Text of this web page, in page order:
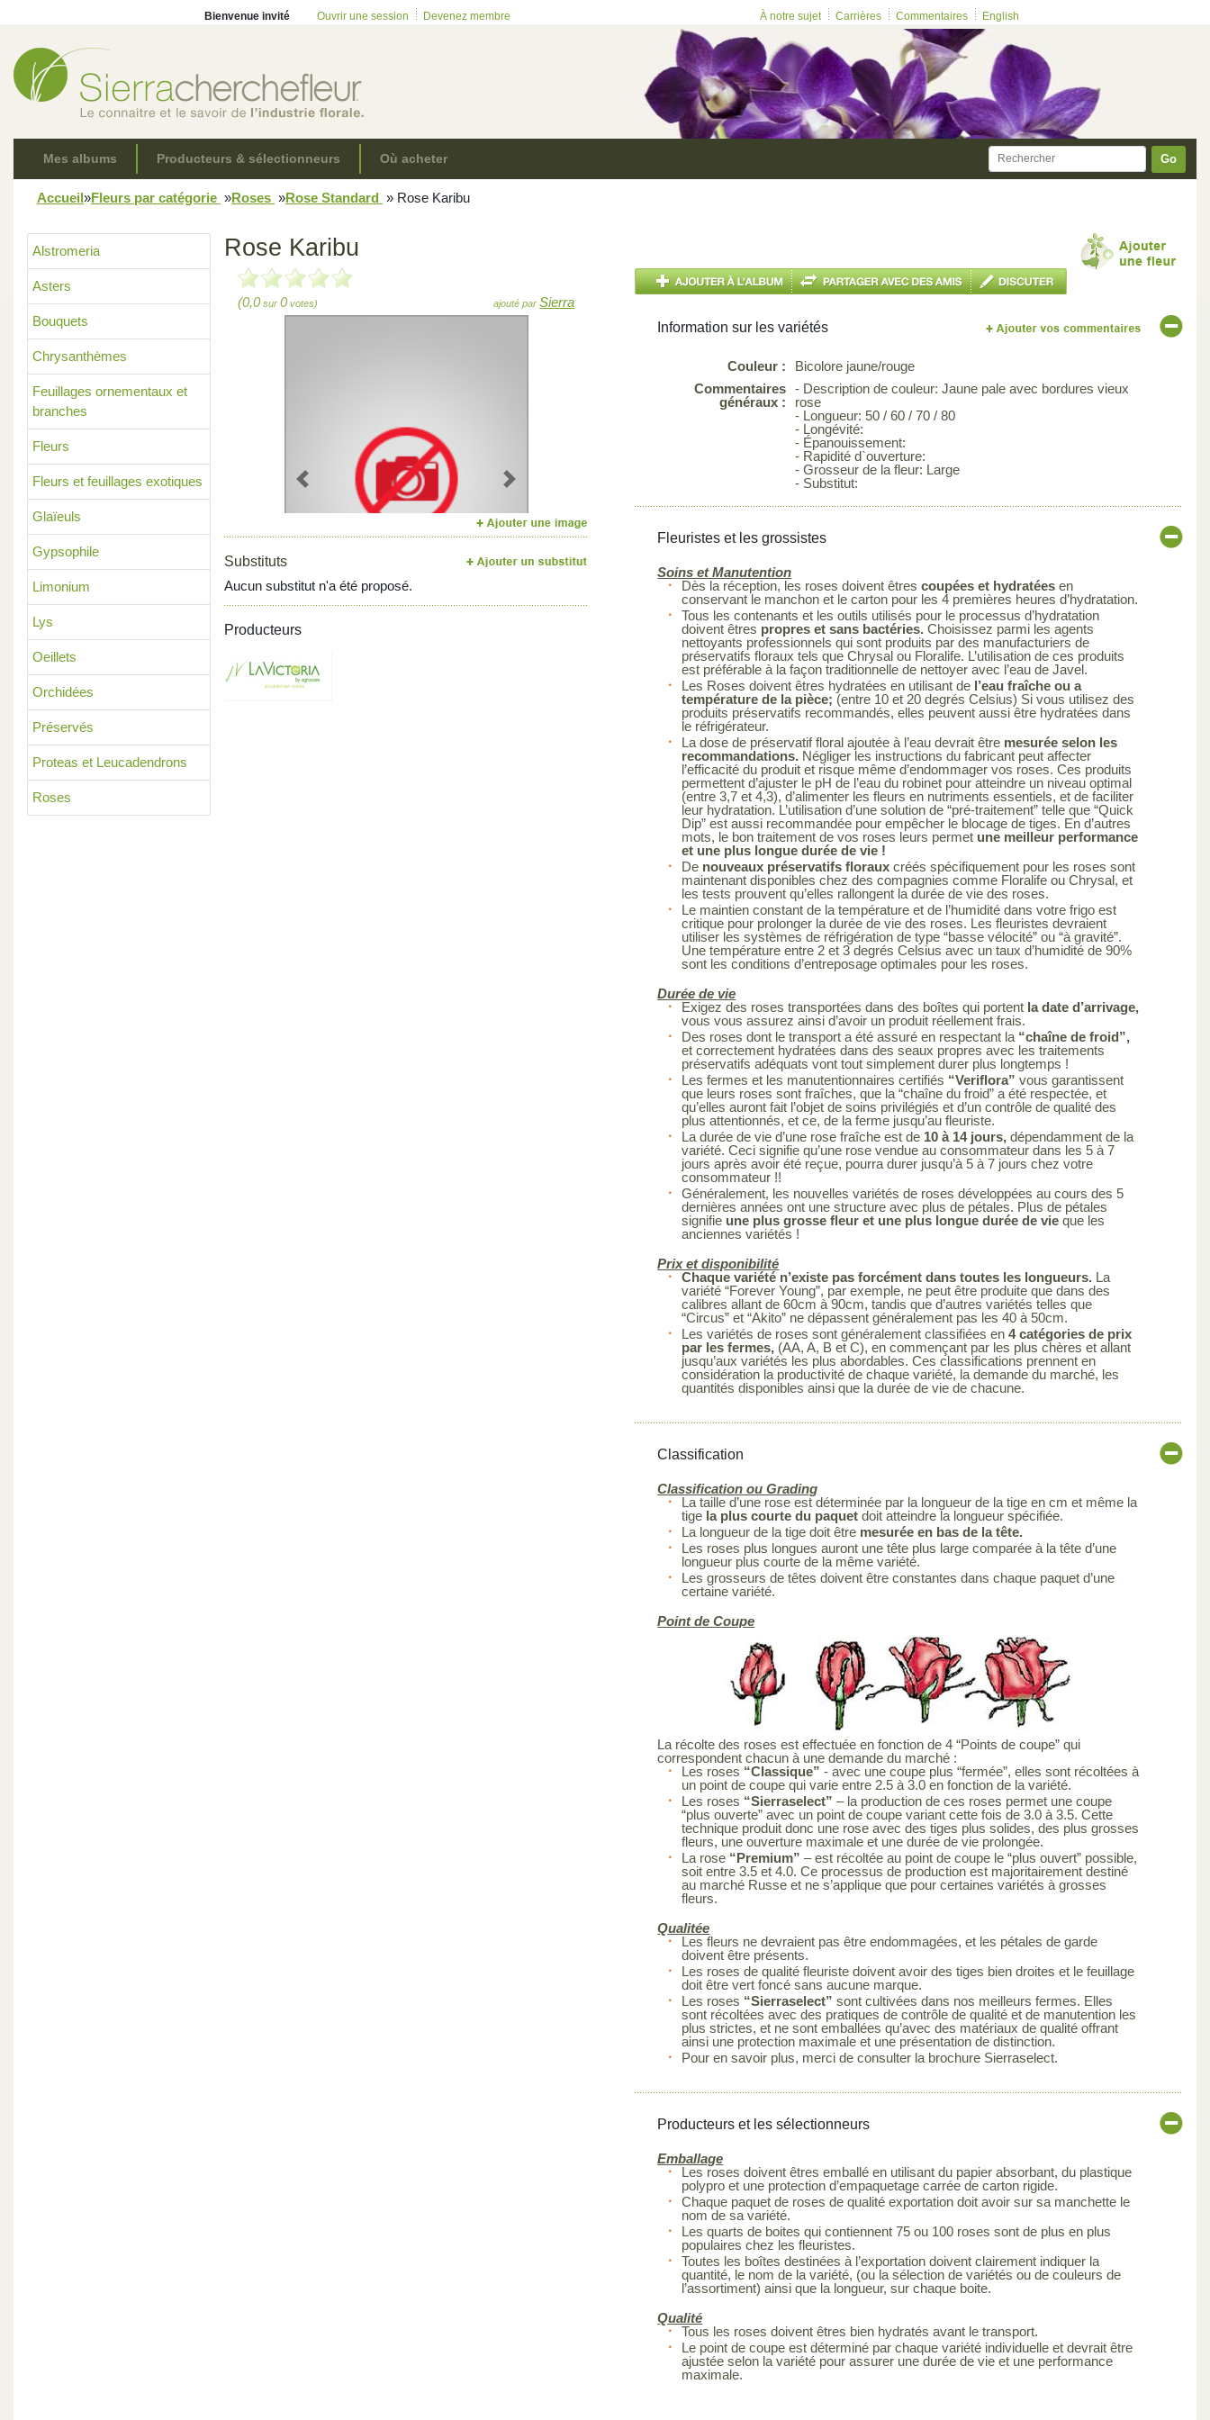
Bienvenue invité Ouvrir une session Devenez membre À notre sujet Carrières Commentaires English
Mes albums Producteurs & sélectionneurs Où acheter Go
Accueil»Fleurs par catégorie »Roses »Rose Standard » Rose Karibu
Alstromeria
Asters
Bouquets
Chrysanthèmes
Feuillages ornementaux et
branches
Fleurs
Fleurs et feuillages exotiques
Glaïeuls
Gypsophile
Limonium
Lys
Oeillets
Orchidées
Préservés
Proteas et Leucadendrons
Roses
Rose Karibu
(0,0sur 0votes) ajouté parSierra
Previous Next
Substituts
Aucun substitut n'a été proposé.
Producteurs
Information sur les variétés
Couleur :
Bicolore jaune/rouge
Commentaires
généraux :
- Description de couleur: Jaune pale avec bordures vieux
rose
- Longueur: 50 / 60 / 70 / 80
- Longévité:
- Épanouissement:
- Rapidité d`ouverture:
- Grosseur de la fleur: Large
- Substitut:
Fleuristes et les grossistes
Soins et Manutention
Dès la réception, les roses doivent êtrescoupées et hydratées en
conservant le manchon et le carton pour les 4 premières heures d’hydratation.
Tous les contenants et les outils utilisés pour le processus d’hydratation
doivent êtres propres et sans bactéries. Choisissez parmi les agents
nettoyants professionnels qui sont produits par des manufacturiers de
préservatifs floraux tels que Chrysal ou Floralife. L’utilisation de ces produits
est préférable à la façon traditionnelle de nettoyer avec l’eau de Javel.
Les Roses doivent êtres hydratées en utilisant de l’eau fraîche ou a
température de la pièce; (entre 10 et 20 degrés Celsius) Si vous utilisez des
produits préservatifs recommandés, elles peuvent aussi être hydratées dans
le réfrigérateur.
La dose de préservatif floral ajoutée à l’eau devrait être mesurée selon les
recommandations. Négliger les instructions du fabricant peut affecter
l’efficacité du produit et risque même d’endommager vos roses. Ces produits
permettent d’ajuster le pH de l’eau du robinet pour atteindre un niveau optimal
(entre 3,7 et 4,3), d’alimenter les fleurs en nutriments essentiels, et de faciliter
leur hydratation. L’utilisation d’une solution de “pré-traitement” telle que “Quick
Dip” est aussi recommandée pour empêcher le blocage de tiges. En d’autres
mots, le bon traitement de vos roses leurs permet une meilleur performance
et une plus longue durée de vie !
De nouveaux préservatifs floraux créés spécifiquement pour les roses sont
maintenant disponibles chez des compagnies comme Floralife ou Chrysal, et
les tests prouvent qu’elles rallongent la durée de vie des roses.
Le maintien constant de la température et de l’humidité dans votre frigo est
critique pour prolonger la durée de vie des roses. Les fleuristes devraient
utiliser les systèmes de réfrigération de type “basse vélocité” ou “à gravité”.
Une température entre 2 et 3 degrés Celsius avec un taux d’humidité de 90%
sont les conditions d’entreposage optimales pour les roses.
Durée de vie
Exigez des roses transportées dans des boîtes qui portent la date d’arrivage,
vous vous assurez ainsi d’avoir un produit réellement frais.
Des roses dont le transport a été assuré en respectant la “chaîne de froid”,
et correctement hydratées dans des seaux propres avec les traitements
préservatifs adéquats vont tout simplement durer plus longtemps !
Les fermes et les manutentionnaires certifiés “Veriflora” vous garantissent
que leurs roses sont fraîches, que la “chaîne du froid” a été respectée, et
qu’elles auront fait l’objet de soins privilégiés et d’un contrôle de qualité des
plus attentionnés, et ce, de la ferme jusqu’au fleuriste.
La durée de vie d’une rose fraîche est de 10 à 14 jours, dépendamment de la
variété. Ceci signifie qu’une rose vendue au consommateur dans les 5 à 7
jours après avoir été reçue, pourra durer jusqu’à 5 à 7 jours chez votre
consommateur !!
Généralement, les nouvelles variétés de roses développées au cours des 5
dernières années ont une structure avec plus de pétales. Plus de pétales
signifie une plus grosse fleur et une plus longue durée de vie que les
anciennes variétés !
Prix et disponibilité
Chaque variété n’existe pas forcément dans toutes les longueurs. La
variété “Forever Young”, par exemple, ne peut être produite que dans des
calibres allant de 60cm à 90cm, tandis que d’autres variétés telles que
“Circus” et “Akito” ne dépassent généralement pas les 40 à 50cm.
Les variétés de roses sont généralement classifiées en4 catégories de prix
par les fermes, (AA, A, B et C), en commençant par les plus chères et allant
jusqu’aux variétés les plus abordables. Ces classifications prennent en
considération la productivité de chaque variété, la demande du marché, les
quantités disponibles ainsi que la durée de vie de chacune.
Classification
Classification ou Grading
La taille d’une rose est déterminée par la longueur de la tige en cm et même la
tige la plus courte du paquet doit atteindre la longueur spécifiée.
La longueur de la tige doit être mesurée en bas de la tête.
Les roses plus longues auront une tête plus large comparée à la tête d’une
longueur plus courte de la même variété.
Les grosseurs de têtes doivent être constantes dans chaque paquet d’une
certaine variété.
Point de Coupe
La récolte des roses est effectuée en fonction de 4 “Points de coupe” qui
correspondent chacun à une demande du marché :
Les roses “Classique” - avec une coupe plus “fermée”, elles sont récoltées à
un point de coupe qui varie entre 2.5 à 3.0 en fonction de la variété.
Les roses “Sierraselect”– la production de ces roses permet une coupe
“plus ouverte” avec un point de coupe variant cette fois de 3.0 à 3.5. Cette
technique produit donc une rose avec des tiges plus solides, des plus grosses
fleurs, une ouverture maximale et une durée de vie prolongée.
La rose “Premium”– est récoltée au point de coupe le “plus ouvert” possible,
soit entre 3.5 et 4.0. Ce processus de production est majoritairement destiné
au marché Russe et ne s’applique que pour certaines variétés à grosses
fleurs.
Qualitée
Les fleurs ne devraient pas être endommagées, et les pétales de garde
doivent être présents.
Les roses de qualité fleuriste doivent avoir des tiges bien droites et le feuillage
doit être vert foncé sans aucune marque.
Les roses “Sierraselect”sont cultivées dans nos meilleurs fermes. Elles
sont récoltées avec des pratiques de contrôle de qualité et de manutention les
plus strictes, et ne sont emballées qu’avec des matériaux de qualité offrant
ainsi une protection maximale et une présentation de distinction.
Pour en savoir plus, merci de consulter la brochure Sierraselect.
Producteurs et les sélectionneurs
Emballage
Les roses doivent êtres emballé en utilisant du papier absorbant, du plastique
polypro et une protection d’empaquetage carrée de carton rigide.
Chaque paquet de roses de qualité exportation doit avoir sur sa manchette le
nom de sa variété.
Les quarts de boites qui contiennent 75 ou 100 roses sont de plus en plus
populaires chez les fleuristes.
Toutes les boîtes destinées à l’exportation doivent clairement indiquer la
quantité, le nom de la variété, (ou la sélection de variétés ou de couleurs de
l’assortiment) ainsi que la longueur, sur chaque boite.
Qualité
Tous les roses doivent êtres bien hydratés avant le transport.
Le point de coupe est déterminé par chaque variété individuelle et devrait être
ajustée selon la variété pour assurer une durée de vie et une performance
maximale.